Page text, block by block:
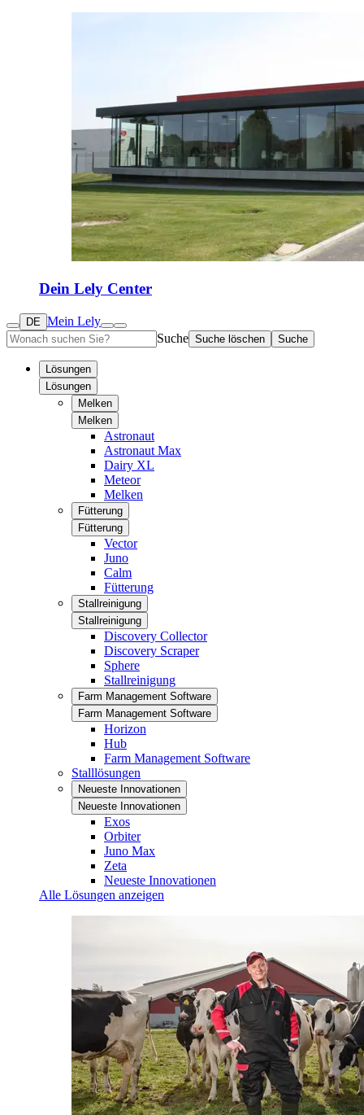
Dein Lely Center
DE Mein Lely
Suche Suche löschen Suche
Lösungen
Lösungen
Melken
Melken
Astronaut
Astronaut Max
Dairy XL
Meteor
Melken
Fütterung
Fütterung
Vector
Juno
Calm
Fütterung
Stallreinigung
Stallreinigung
Discovery Collector
Discovery Scraper
Sphere
Stallreinigung
Farm Management Software
Farm Management Software
Horizon
Hub
Farm Management Software
Stalllösungen
Neueste Innovationen
Neueste Innovationen
Exos
Orbiter
Juno Max
Zeta
Neueste Innovationen
Alle Lösungen anzeigen